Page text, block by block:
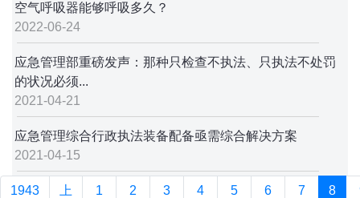
空气呼吸器能够呼吸多久？
2022-06-24
应急管理部重磅发声：那种只检查不执法、只执法不处罚
的状况必须...
2021-04-21
应急管理综合行政执法装备配备亟需综合解决方案
2021-04-15
1943
上
1 2 3 4 5 6 7 8